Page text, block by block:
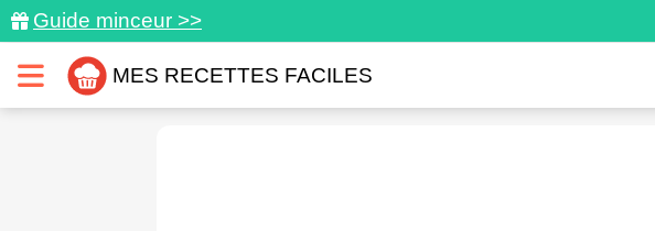
Guide minceur >>
MES RECETTES FACILES